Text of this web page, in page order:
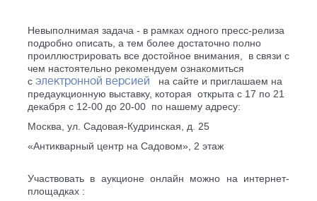
Невыполнимая задача - в рамках одного пресс-релиза
подробно описать, а тем более достаточно полно
проиллюстрировать все достойное внимания,
в связи с
чем настоятельно рекомендуем ознакомиться
с электронной версией
на сайте и приглашаем на
предаукционную выставку, которая открыта с 17 по 21
декабря с 12-00 до 20-00 по нашему адресу:
Москва, ул. Садовая-Кудринская, д. 25
«Антикварный центр на Садовом», 2 этаж
Участвовать в аукционе онлайн можно на интернет-
площадках :